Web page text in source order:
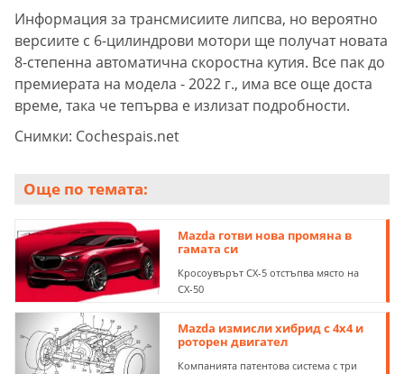
Информация за трансмисиите липсва, но вероятно
версиите с 6-цилиндрови мотори ще получат новата
8-степенна автоматична скоростна кутия. Все пак до
премиерата на модела - 2022 г., има все още доста
време, така че тепърва е излизат подробности.
Снимки: Cochespais.net
Още по темата:
Mazda готви нова промяна в
гамата си
Кросоувърът CX-5 отстъпва място на
CX-50
Mazda измисли хибрид с 4х4 и
роторен двигател
Компанията патентова система с три